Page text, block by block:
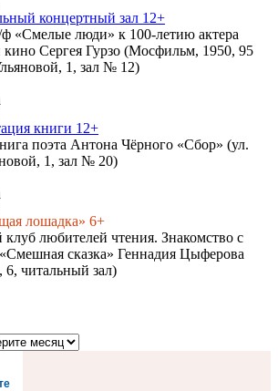
концертный зал 12+
«Смелые люди» к 100-летию актера
кино Сергея Гурзо (Мосфильм, 1950, 95
1, зал № 12)
книги 12+
поэта Антона Чёрного «Сбор» (ул.
1, зал № 20)
лошадка» 6+
клуб любителей чтения. Знакомство с
сказка» Геннадия Цыферова
6, читальный зал)